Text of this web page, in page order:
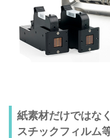
紙素材だけではな
スチックフィルム